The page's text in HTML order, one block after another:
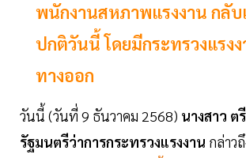
พนักงานสหภาพแรงงาน กลับ
ปกติวันนี้ โดยมีกระทรวงแรง
ทางออก
วันนี้ (วันที่ 9 ธันวาคม 2568) นางสาว ต
รัฐมนตรีว่าการกระทรวงแรงงาน กล่าว